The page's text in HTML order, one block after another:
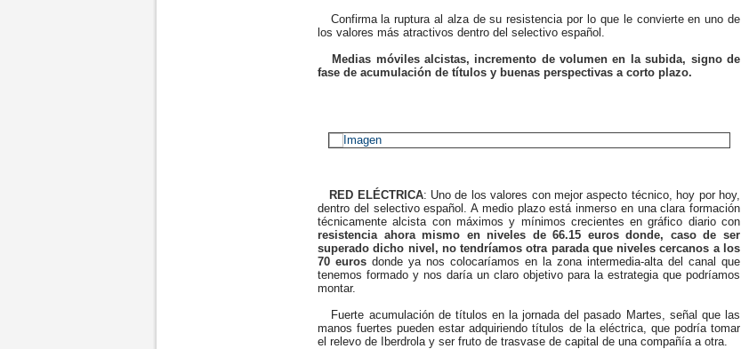
Confirma la ruptura al alza de su resistencia por lo que le convierte en uno de
los valores más atractivos dentro del selectivo español.
Medias móviles alcistas, incremento de volumen en la subida, signo de
fase de acumulación de títulos y buenas perspectivas a corto plazo.
RED ELÉCTRICA: Uno de los valores con mejor aspecto técnico, hoy por hoy,
dentro del selectivo español. A medio plazo está inmerso en una clara formación
técnicamente alcista con máximos y mínimos crecientes en gráfico diario con
resistencia ahora mismo en niveles de 66.15 euros donde, caso de ser
superado dicho nivel, no tendríamos otra parada que niveles cercanos a los
70 euros donde ya nos colocaríamos en la zona intermedia-alta del canal que
tenemos formado y nos daría un claro objetivo para la estrategia que podríamos
montar.
Fuerte acumulación de títulos en la jornada del pasado Martes, señal que las
manos fuertes pueden estar adquiriendo títulos de la eléctrica, que podría tomar
el relevo de Iberdrola y ser fruto de trasvase de capital de una compañía a otra.